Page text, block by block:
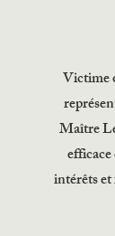
Victime
Maître
intérêts